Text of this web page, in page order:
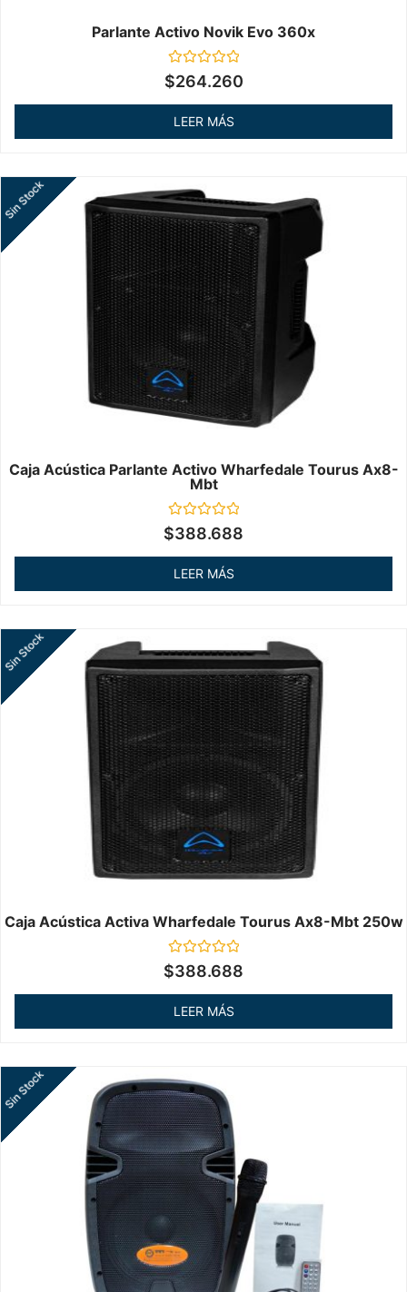
Parlante Activo Novik Evo 360x
Valorado
en
de
$264.260
LEER MÁS
Caja Acústica Parlante Activo Wharfedale Tourus Ax8-
Mbt
Valorado
en
de
Sin Stock
$388.688
LEER MÁS
Caja Acústica Activa Wharfedale Tourus Ax8-Mbt 250w
Valorado
en
de
Sin Stock
$388.688
LEER MÁS
Sin Stock